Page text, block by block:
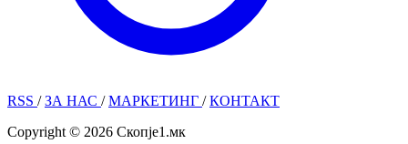
RSS /ЗА НАС /МАРКЕТИНГ /КОНТАКТ
Copyright © 2026 Скопје1.мк